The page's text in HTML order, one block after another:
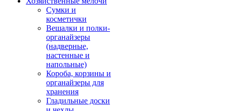
Сумки и
косметички
Вешалки и полки-
органайзеры
(надверные,
настенные и
напольные)
Короба, корзины и
органайзеры для
хранения
Гладильные доски